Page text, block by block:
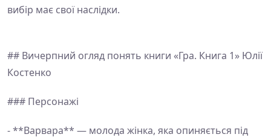
вибір має свої наслідки.
## Вичерпний огляд понять книги «Гра. Книга 1» Юлії
Костенко
### Персонажі
- **Варвара** — молода жінка, яка опиняється під